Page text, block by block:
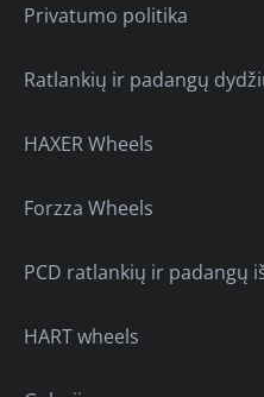
Privatumo politika
Ratlankių ir padangų
HAXER Wheels
Forzza Wheels
PCD ratlankių ir padangų
HART wheels